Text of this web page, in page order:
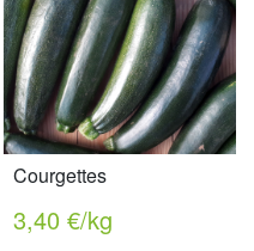
Courgettes
3,40 €/kg